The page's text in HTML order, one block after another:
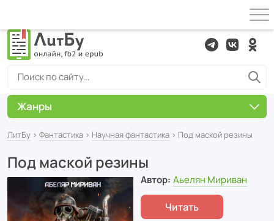
ЛитБу › Фантастика › Научная фантастика › Под маской резины
Под маской резины
Автор: Аьелян Мириван
Читать
Жанры